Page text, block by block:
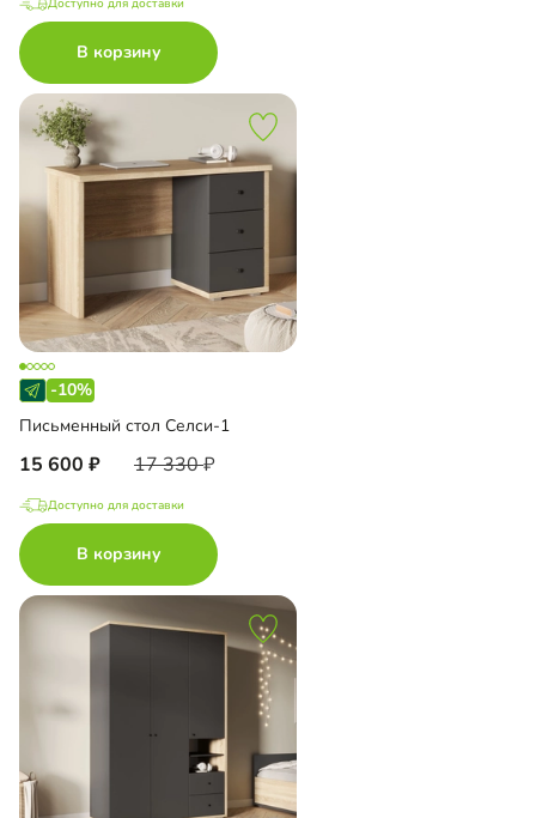
В корзину
-10%
Письменный стол Селси-1
15 600 17 330
Доступно для доставки
В корзину